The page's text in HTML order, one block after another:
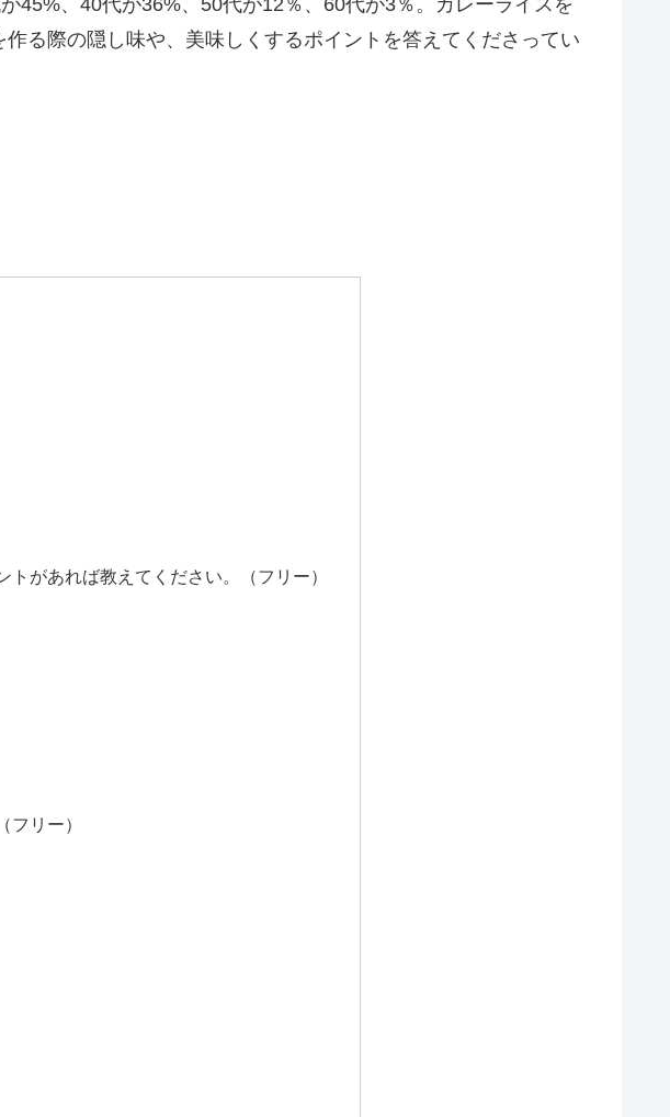
45%、40代が36%、50代が12％、60代が3％。カレーライスを
る際の隠し味や、美味しくするポイントを答えてくださってい
があれば教えてください。（フリー）
リー）